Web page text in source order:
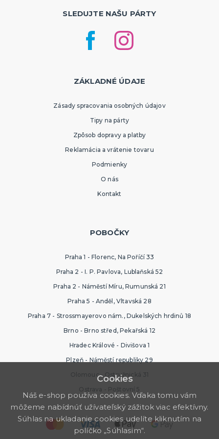
VOLOVINY A ŽARTÍKY
SLEDUJTE NAŠU PÁRTY
ZÁKLADNÉ ÚDAJE
Zásady spracovania osobných údajov
Tipy na párty
Zpôsob dopravy a platby
Reklamácia a vrátenie tovaru
Podmienky
O nás
Kontakt
POBOČKY
Praha 1 - Florenc, Na Poříčí 33
Praha 2 - I. P. Pavlova, Lublaňská 52
Praha 2 - Náměstí Míru, Rumunská 21
Praha 5 - Anděl, Vltavská 28
Praha 7 - Strossmayerovo nám., Dukelských hrdinů 18
Brno - Brno střed, Pekařská 12
Hradec Králové - Divišova 1
Plzeň - Náměstí republiky 29
Olomouc - Ostružnická 31
Ostrava - Poštovní 5
Cookies
Náš e-shop používa cookies. Vďaka tomu vám
môžeme nabídnúť užívateľský zážitok viac efektívny.
Súhlas na ukladanie cookies udelíte kliknutím na
políčko „Súhlasím“.